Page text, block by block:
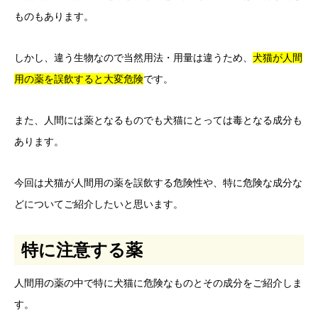
ものもあります。
しかし、違う生物なので当然用法・用量は違うため、 犬猫が人間
用の薬を誤飲すると大変危険です。
また、人間には薬となるものでも犬猫にとっては毒となる成分も
あります。
今回は犬猫が人間用の薬を誤飲する危険性や、特に危険な成分な
どについてご紹介したいと思います。
特に注意する薬
人間用の薬の中で特に犬猫に危険なものとその成分をご紹介しま
す。